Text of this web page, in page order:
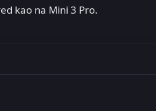
kao na Mini 3 Pro.